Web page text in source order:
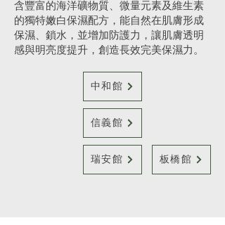
含豐富的海洋礦物質、微量元素及維生素
的獨特嫩白保濕配方，能自然在肌膚形成
保濕、鎖水，並增加防護力，讓肌膚透明
感與明亮度提升，創造長效完美保濕力。
中和館
信義館
瑞安館 板橋館